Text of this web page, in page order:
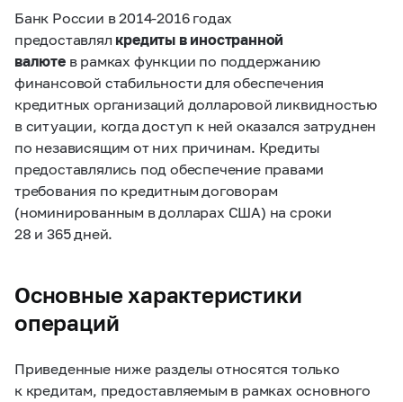
Банк России в2014-2016 годах
предоставлял кредиты в иностранной
валютев рамках функции по поддержанию
финансовой стабильности для обеспечения
кредитных организаций долларовой ликвидностью
в ситуации, когда доступ к ней оказался затруднен
по независящим от них причинам. Кредиты
предоставлялись под обеспечение правами
требования по кредитным договорам
(номинированным в долларах США) на сроки
28 и 365 дней.
Основные характеристики
операций
Приведенные ниже разделы относятся только
к кредитам, предоставляемым в рамках основного